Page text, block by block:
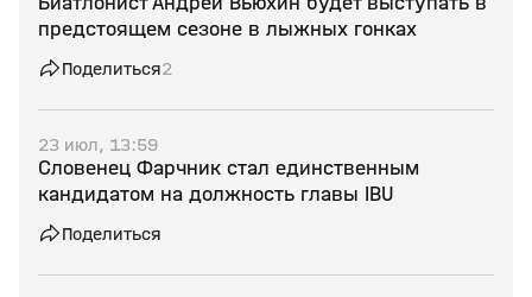
предстоящем сезоне в лыжных гонках
Поделиться2
23 июл, 13:59
Словенец Фарчник стал единственным
кандидатом на должность главы IBU
Поделиться